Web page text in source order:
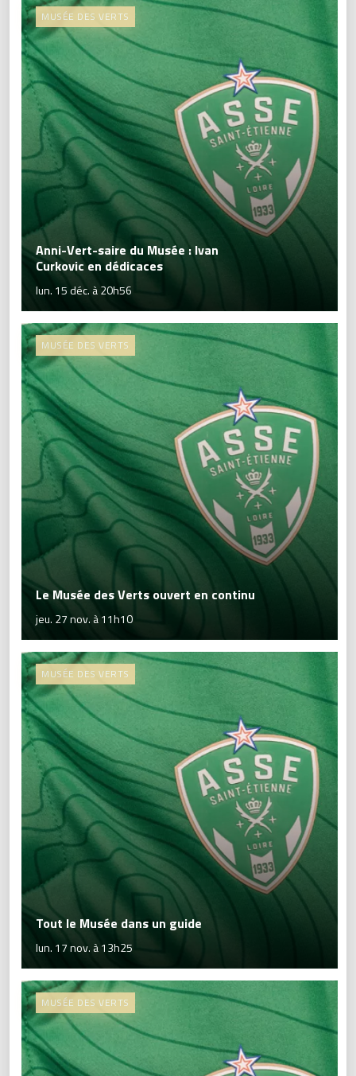
MUSÉE DES VERTS
Anni-Vert-saire du Musée : Ivan
Curkovic en dédicaces
lun. 15 déc. à 20h56
MUSÉE DES VERTS
Le Musée des Verts ouvert en continu
jeu. 27 nov. à 11h10
MUSÉE DES VERTS
Tout le Musée dans un guide
lun. 17 nov. à 13h25
MUSÉE DES VERTS